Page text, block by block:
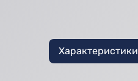
Характеристики